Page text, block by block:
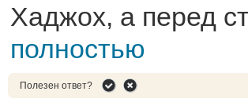
Хаджох, а перед
полностью
Полезен ответ?